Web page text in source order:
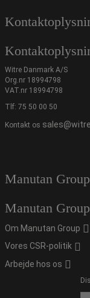
Witre Danmark A/S
Org.nr 18994798
VAT.nr 18994798
Tlf: 75 50 00 50
Kontakt os
Manutan Group
Manutan Group
Om Manutan Group
Vores CSR-politik
Arbejde hos os